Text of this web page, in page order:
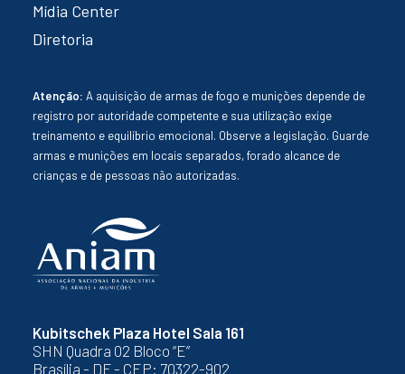
Kubitschek Plaza Hotel Sala 161
SHN Quadra 02 Bloco “E”
Brasília - DF - CEP: 70322-902
Mídia Center
Diretoria
Atenção: A aquisição de armas de fogo e munições depende de
registro por autoridade competente e sua utilização exige
treinamento e equilíbrio emocional. Observe a legislação. Guarde
armas e munições em locais separados, forado alcance de
crianças e de pessoas não autorizadas.